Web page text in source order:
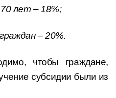
лет – 18%;
– 20%.
чтобы граждане,
субсидии были из